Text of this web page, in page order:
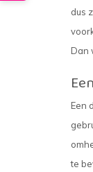
dus
Dan
Een
te